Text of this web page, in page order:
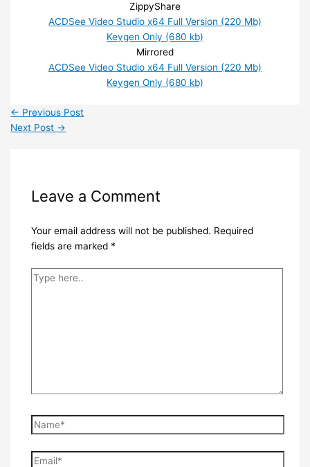
ZippyShare
ACDSee Video Studio x64 Full Version (220 Mb)
Keygen Only (680 kb)
Mirrored
ACDSee Video Studio x64 Full Version (220 Mb)
Keygen Only (680 kb)
← Previous Post
Next Post →
Leave a Comment
Your email address will not be published. Required
fields are marked *
Type
Name*
Email*